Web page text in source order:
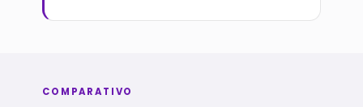
COMPARATIVO